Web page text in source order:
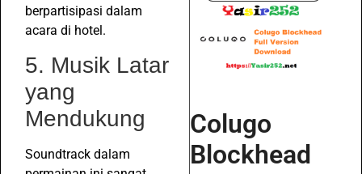
berpartisipasi dalam
acara di hotel.
5. Musik Latar
yang
Mendukung
Soundtrack dalam
Colugo
Blockhead